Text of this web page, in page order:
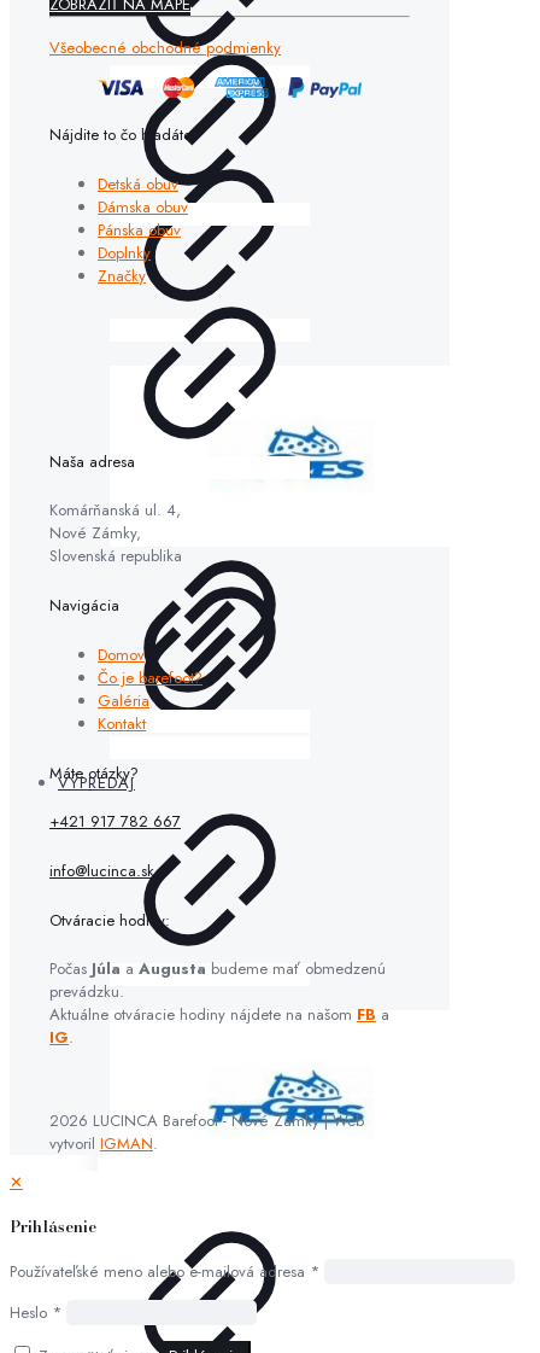
VÝPREDAJ
Všeobecné obchodné podmienky
Nájdite to čo hľadáte
Detská obuv
Dámska obuv
Pánska obuv
Doplnky
Značky
Naša adresa
Komárňanská ul. 4,
Nové Zámky,
Slovenská republika
Navigácia
Domov
Čo je barefoot?
Galéria
Kontakt
Máte otázky?
+421 917 782 667
info@lucinca.sk
Otváracie hodiny:
Počas Júla a Augusta budeme mať obmedzenú
prevádzku.
Aktuálne otváracie hodiny nájdete na našom FB a
IG.
2026 LUCINCA Barefoot - Nové Zámky | Web
vytvoril IGMAN.
✕
Prihlásenie
Používateľské meno alebo e-mailová adresa *
Heslo *